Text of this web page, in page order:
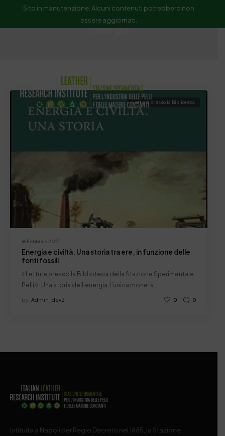
Sito in manutenzione. Alcuni contenuti potrebbero non
essere aggiornati.
Energia
16 Febbraio 2021
Letture presso la Biblioteca
Energia e civiltà. Una storia tra ere, in funzione delle
fonti fossili
◊ Letture presso la Biblioteca della Stazione Sperimentale
Pelli ◊ Una storia dell’energia, l’unica moneta…
by Admin_dev2 0 0
Istituita a Napoli per Regio Decreto nel 1885, la Stazione